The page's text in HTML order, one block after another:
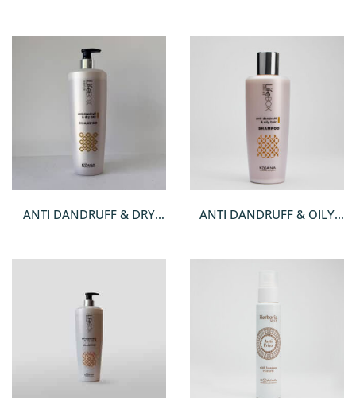
ANTI DANDRUFF & DRY
ANTI DANDRUFF & OILY